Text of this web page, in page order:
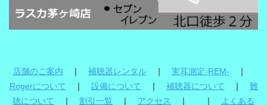
店舗のご案内 ｜ 補聴器レンタル｜ 実耳測定-REM- ｜
Rogerについて ｜ 設備について ｜ 補聴器について ｜ 難
聴について
｜ 割引一覧 ｜ アクセス ｜ ｜
よくある